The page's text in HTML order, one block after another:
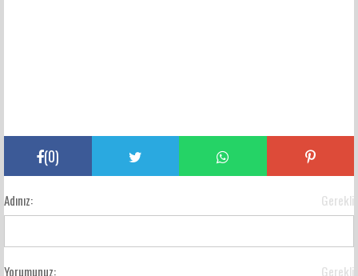
(0)
Adınız: Gerekli
Yorumunuz: Gerekli